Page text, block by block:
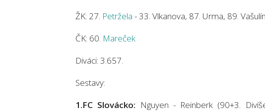
ŽK: 27. Petržela - 33. Vlkanova, 87. Urma, 89. Vašulín
ČK: 60. Mareček
Diváci: 3.657.
Sestavy:
1.FC Slovácko: Nguyen - Reinberk (90+3.